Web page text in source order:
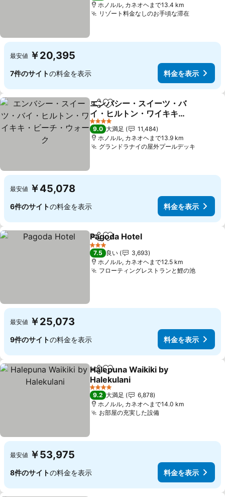
ホノルル, カネオヘまで13.4 km
リゾート料金なしのお手頃な滞在料金を表
最安値 ￥20,395
7件のサイトの料金を表示 料金を表示
シェアお気に入りに追加
エンバシー・スイーツ・バ
イ・ヒルトン・ワイキキ・
ビーチ・ウォーク
料金を表示
4 ホテルのランク
9.0 大満足
11,484
ホノルル, カネオヘまで13.9 km
グランドラナイの屋外プールデッキ
最安値 ￥45,078
6件のサイトの料金を表示 料金を表示
シェアお気に入りに追加
Pagoda Hotel
3 ホテルのランク
7.5 良い
3,693
ホノルル, カネオヘまで12.5 km
フローティングレストランと鯉の池料金を
最安値 ￥25,073
9件のサイトの料金を表示 料金を表示
シェアお気に入りに追加
Halepuna Waikiki by
Halekulani
料金を表示
4 ホテルのランク
9.2 大満足
6,878
ホノルル, カネオヘまで14.0 km
お部屋の充実した設備料金を表示
最安値 ￥53,975
8件のサイトの料金を表示 料金を表示